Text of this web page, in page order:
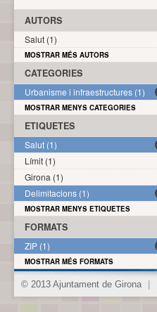
AUTORS
Salut (1)
MOSTRAR MÉS AUTORS
CATEGORIES
Urbanisme i infraestructures (1)
MOSTRAR MENYS CATEGORIES
ETIQUETES
Salut (1)
Límit (1)
Girona (1)
Delimitacions (1)
MOSTRAR MENYS ETIQUETES
FORMATS
ZIP (1)
MOSTRAR MÉS FORMATS
© 2013 Ajuntament de Girona